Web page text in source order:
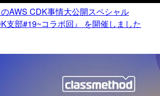
のAWS CDK事情大公開スペシャル
支部#19~コラボ回』 を開催しました